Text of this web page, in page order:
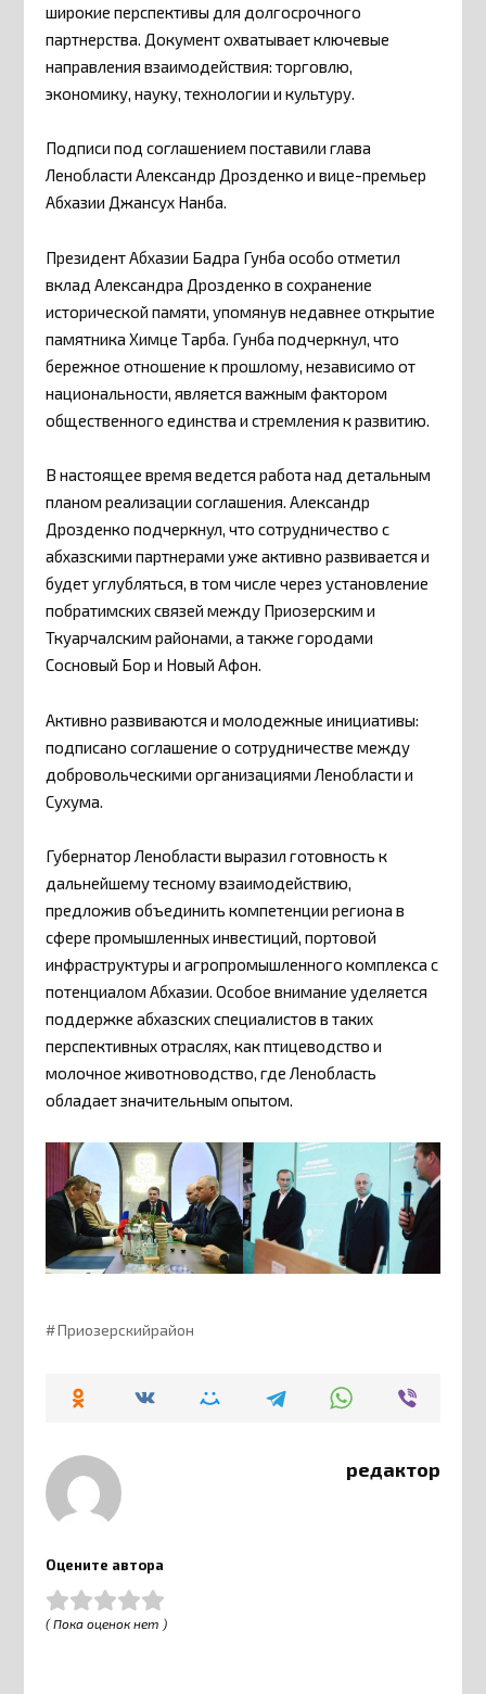
широкие перспективы для долгосрочного
партнерства. Документ охватывает ключевые
направления взаимодействия: торговлю,
экономику, науку, технологии и культуру.
Подписи под соглашением поставили глава
Ленобласти Александр Дрозденко и вице-премьер
Абхазии Джансух Нанба.
Президент Абхазии Бадра Гунба особо отметил
вклад Александра Дрозденко в сохранение
исторической памяти, упомянув недавнее открытие
памятника Химце Тарба. Гунба подчеркнул, что
бережное отношение к прошлому, независимо от
национальности, является важным фактором
общественного единства и стремления к развитию.
В настоящее время ведется работа над детальным
планом реализации соглашения. Александр
Дрозденко подчеркнул, что сотрудничество с
абхазскими партнерами уже активно развивается и
будет углубляться, в том числе через установление
побратимских связей между Приозерским и
Ткуарчалским районами, а также городами
Сосновый Бор и Новый Афон.
Активно развиваются и молодежные инициативы:
подписано соглашение о сотрудничестве между
добровольческими организациями Ленобласти и
Сухума.
Губернатор Ленобласти выразил готовность к
дальнейшему тесному взаимодействию,
предложив объединить компетенции региона в
сфере промышленных инвестиций, портовой
инфраструктуры и агропромышленного комплекса с
потенциалом Абхазии. Особое внимание уделяется
поддержке абхазских специалистов в таких
перспективных отраслях, как птицеводство и
молочное животноводство, где Ленобласть
обладает значительным опытом.
Приозерскийрайон
редактор
Оцените автора
( Пока оценок нет )